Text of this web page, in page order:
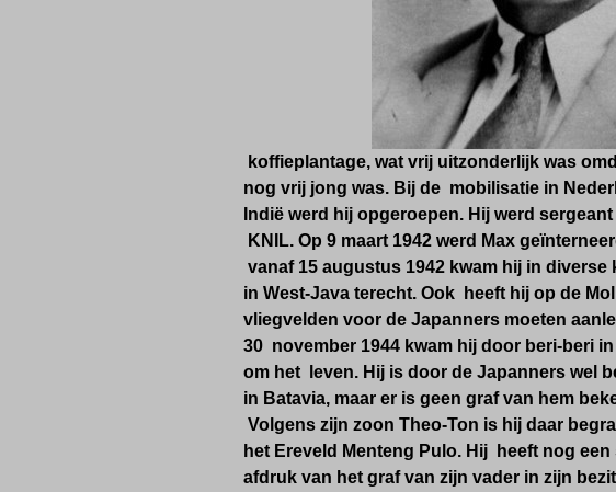
koffieplantage, wat vrij uitzonderlijk was
nog vrij jong was. Bij de mobilisatie in
Indië werd hij opgeroepen. Hij werd
KNIL. Op 9 maart 1942 werd Max
vanaf 15 augustus 1942 kwam hij in diverse
in West-Java terecht. Ook heeft hij op de
vliegvelden voor de Japanners moeten
30 november 1944 kwam hij door beri-beri
om het leven. Hij is door de Japanners wel
in Batavia, maar er is geen graf van hem
Volgens zijn zoon Theo-Ton is hij daar
het Ereveld Menteng Pulo. Hij heeft nog een
afdruk van het graf van zijn vader in zijn